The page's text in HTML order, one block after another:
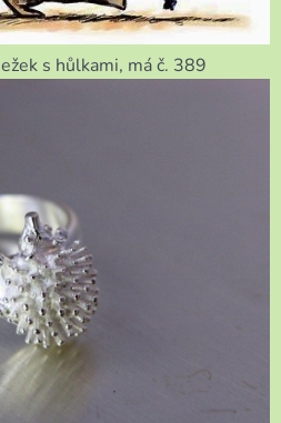
s hůlkami, má č. 389